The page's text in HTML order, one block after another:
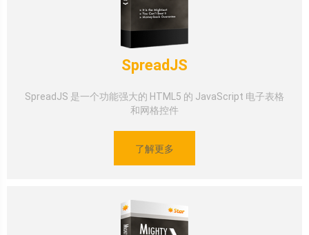
SpreadJS
SpreadJS 是一个功能强大的 HTML5 的 JavaScript 电子表格
和网格控件
了解更多